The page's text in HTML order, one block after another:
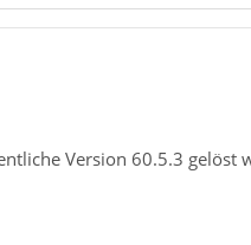
Version 60.5.3 gelöst